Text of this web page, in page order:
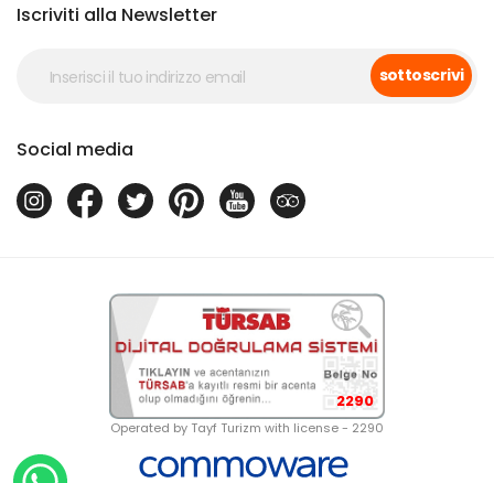
Iscriviti alla Newsletter
sottoscrivi
Social media
2290
Operated by Tayf Turizm with license - 2290